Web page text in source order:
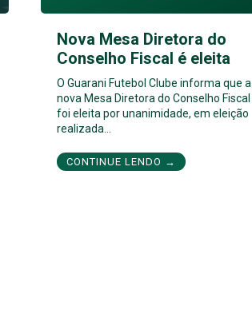
Nova Mesa Diretora do
Conselho Fiscal é eleita
O Guarani Futebol Clube informa que a
nova Mesa Diretora do Conselho Fiscal
foi eleita por unanimidade, em eleição
realizada…
CONTINUE LENDO →